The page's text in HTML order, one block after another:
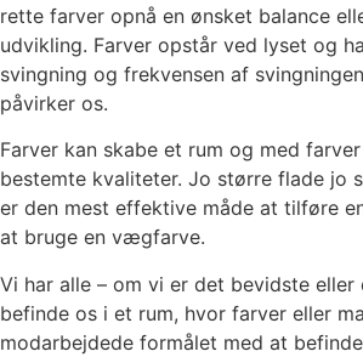
rette farver opnå en ønsket balance
udvikling. Farver opstår ved lyset og
svingning og frekvensen af
påvirker os.
Farver kan skabe et rum og med
bestemte kvaliteter. Jo større flade jo
er den mest effektive måde at tilføre
at bruge en vægfarve.
Vi har alle – om vi er det bevidste eller
befinde os i et rum, hvor farver eller
modarbejdede formålet med at